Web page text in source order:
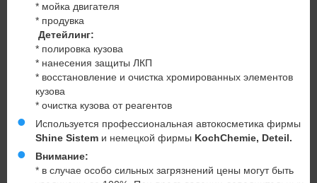
* мойка двигателя
* продувка
Детейлинг:
* полировка кузова
* нанесения защиты ЛКП
* восстановление и очистка хромированных элементов
кузова
* очистка кузова от реагентов
Используется профессиональная автокосметика фирмы
Shine Sistem и немецкой фирмы KochChemie, Deteil.
Внимание:
* в случае особо сильных загрязнений цены могут быть